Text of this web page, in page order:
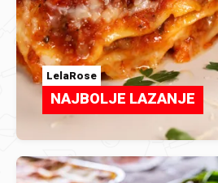
LelaRose
NAJBOLJE LAZANJE